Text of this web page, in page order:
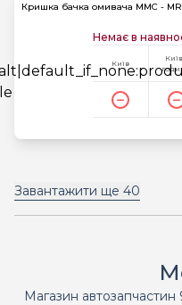
Кришка бачка омивача MMC -
Немає в
Київ
Завантажити ще 40
Магазин